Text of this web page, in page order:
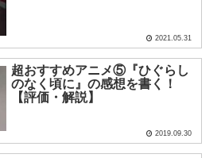
2021.05.31
超おすすめアニメ⑤『ひぐらし
のなく頃に』の感想を書く！
【評価・解説】
2019.09.30